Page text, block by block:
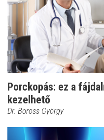
Porckopás: ez a
kezelhető
Dr. Boross György